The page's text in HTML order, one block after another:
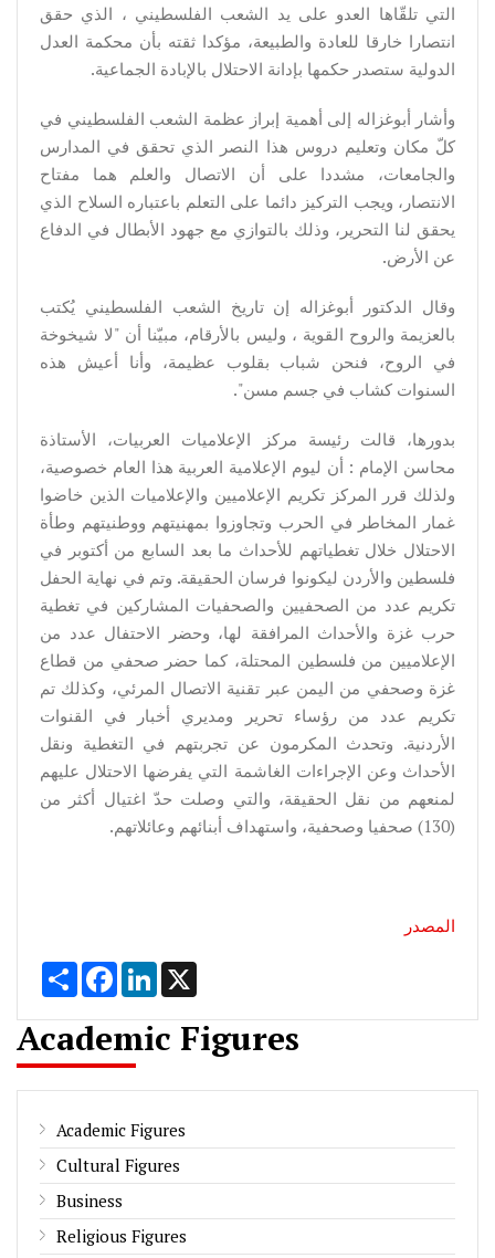
التي تلقّاها العدو على يد الشعب الفلسطيني ، الذي حقق
انتصارا خارقا للعادة والطبيعة، مؤكدا ثقته بأن محكمة العدل
الدولية ستصدر حكمها بإدانة الاحتلال بالإبادة الجماعية.
وأشار أبوغزاله إلى أهمية إبراز عظمة الشعب الفلسطيني في
كلّ مكان وتعليم دروس هذا النصر الذي تحقق في المدارس
والجامعات، مشددا على أن الاتصال والعلم هما مفتاح
الانتصار، ويجب التركيز دائما على التعلم باعتباره السلاح الذي
يحقق لنا التحرير، وذلك بالتوازي مع جهود الأبطال في الدفاع
عن الأرض.
وقال الدكتور أبوغزاله إن تاريخ الشعب الفلسطيني يُكتب
بالعزيمة والروح القوية ، وليس بالأرقام، مبيّنا أن "لا شيخوخة
في الروح، فنحن شباب بقلوب عظيمة، وأنا أعيش هذه
السنوات كشاب في جسم مسن".
بدورها، قالت رئيسة مركز الإعلاميات العربيات، الأستاذة
محاسن الإمام : أن ليوم الإعلامية العربية هذا العام خصوصية،
ولذلك قرر المركز تكريم الإعلاميين والإعلاميات الذين خاضوا
غمار المخاطر في الحرب وتجاوزوا بمهنيتهم ووطنيتهم وطأة
الاحتلال خلال تغطياتهم للأحداث ما بعد السابع من أكتوبر في
فلسطين والأردن ليكونوا فرسان الحقيقة. وتم في نهاية الحفل
تكريم عدد من الصحفيين والصحفيات المشاركين في تغطية
حرب غزة والأحداث المرافقة لها، وحضر الاحتفال عدد من
الإعلاميين من فلسطين المحتلة، كما حضر صحفي من قطاع
غزة وصحفي من اليمن عبر تقنية الاتصال المرئي، وكذلك تم
تكريم عدد من رؤساء تحرير ومديري أخبار في القنوات
الأردنية. وتحدث المكرمون عن تجربتهم في التغطية ونقل
الأحداث وعن الإجراءات الغاشمة التي يفرضها الاحتلال عليهم
لمنعهم من نقل الحقيقة، والتي وصلت حدّ اغتيال أكثر من
(130) صحفيا وصحفية، واستهداف أبنائهم وعائلاتهم.
المصدر
Share FacebookLinkedIn
Academic Figures
Academic Figures
Cultural Figures
Business
Religious Figures